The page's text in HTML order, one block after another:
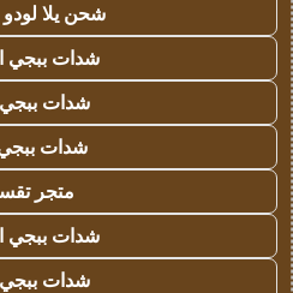
شحن يلا
شدات ببجي
شدات ببجي
شدات ببجي
متجر
شدات ببجي
شدات ببجي